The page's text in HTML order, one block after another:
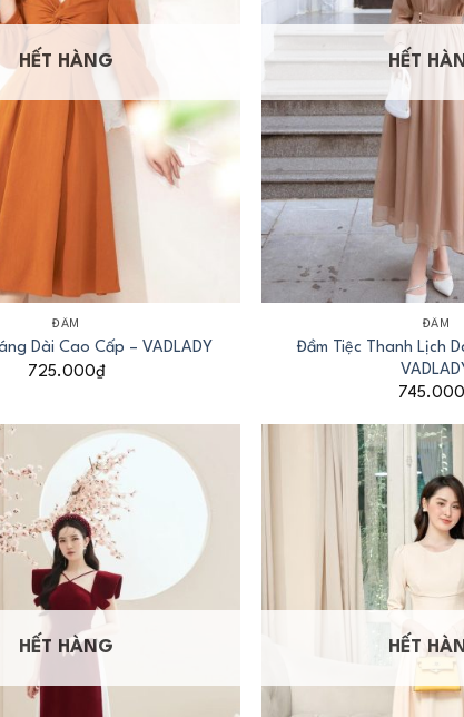
HẾT HÀNG
ĐẦM
Dài Cao Cấp – VADLADY
725.000₫
+
HẾT
ĐẦM
Đầm Tiệc Thanh Lịch
745.000
HẾT HÀNG HẾT